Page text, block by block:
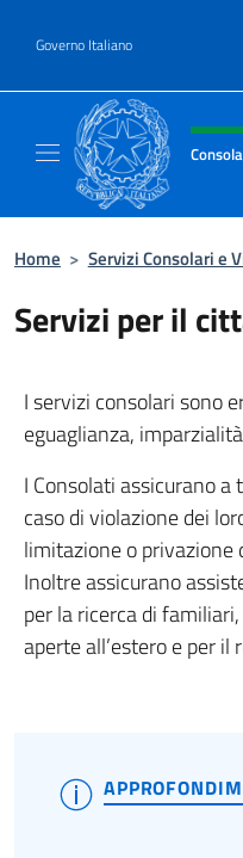
Governo Italiano
Intestazione
Home > Servizi Consolari e
Servizi per il
I servizi consolari sono
eguaglianza,
I Consolati assicurano
caso di violazione dei
limitazione o privazione
Inoltre assicurano
per la ricerca di
aperte all’estero e per